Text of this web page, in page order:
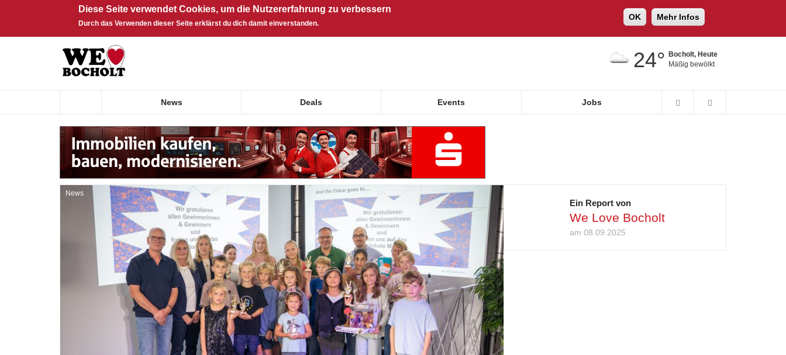
Diese Seite verwendet Cookies, um die Nutzererfahrung zu verbessern
Durch das Verwenden dieser Seite erklärst du dich damit einverstanden.
OK Mehr Infos
24°
Bocholt, Heute
Mäßig bewölkt
News Deals Events Jobs
News
Ein Report von
We Love Bocholt
am 08.09.2025